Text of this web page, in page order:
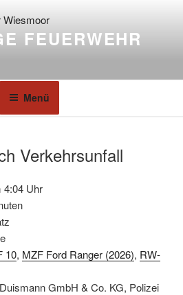
FEUERWEHR
Menü
Verkehrsunfall
4:04 Uhr
10, MZF Ford Ranger (2026), RW-
GmbH & Co. KG, Polizei